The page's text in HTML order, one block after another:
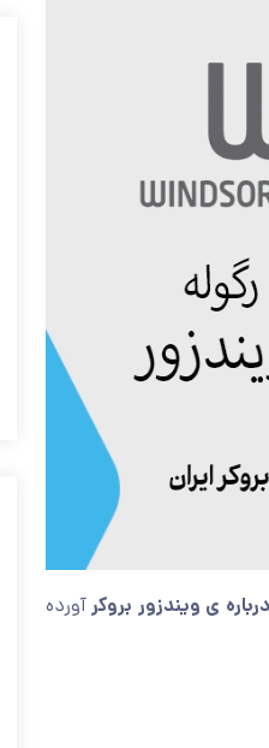
درباره ی ویندزور بروکرآورده